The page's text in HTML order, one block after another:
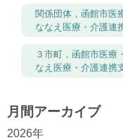
関係団体，函館市医
ななえ医療・介護連
３市町，函館市医療
なえ医療・介護連携
月間アーカイブ
2026年